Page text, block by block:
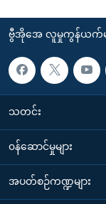
ဗွီအိုအေ လူမှုကွန်ယက်မ
သတင်း
၀န်ဆောင်မှုများ
အပတ်စဉ်ကဏ္ဍများ